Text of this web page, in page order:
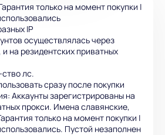
только на момент покупки |
IP
осуществлялась через
на резидентских приватных
лс.
сразу после покупки
Аккаунты зарегистрированы на
прокси. Имена славянские,
только на момент покупки |
Пустой незаполнен